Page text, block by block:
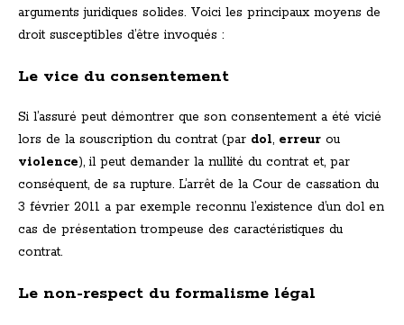
arguments juridiques solides. Voici les principaux moyens de
droit susceptibles d’être invoqués :
Le vice du consentement
Si l’assuré peut démontrer que son consentement a été vicié
lors de la souscription du contrat (par dol, erreur ou
violence), il peut demander la nullité du contrat et, par
conséquent, de sa rupture. L’arrêt de la Cour de cassation du
3 février 2011 a par exemple reconnu l’existence d’un dol en
cas de présentation trompeuse des caractéristiques du
contrat.
Le non-respect du formalisme légal